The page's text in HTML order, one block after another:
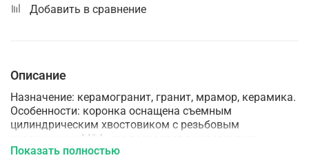
Добавить в сравнение
Описание
Назначение: керамогранит, гранит, мрамор, керамика.
Особенности: коронка оснащена съемным
цилиндрическим хвостовиком с резьбовым
соединением М14, что позволяет высверливать
отверстия с помощью дрелей и УШМ. Для работ с
Показать полностью